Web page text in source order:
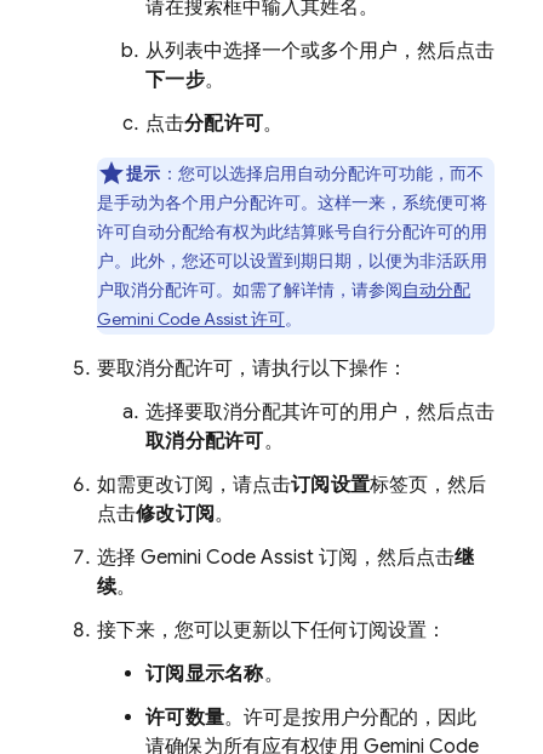
请在搜索框中输入其姓名。
从列表中选择一个或多个用户，然后点击
下一步。
点击分配许可。
提示 ：您可以选择启用自动分配许可功能，而不
是手动为各个用户分配许可。这样一来，系统便可将
许可自动分配给有权为此结算账号自行分配许可的用
户。此外，您还可以设置到期日期，以便为非活跃用
户取消分配许可。如需了解详情，请参阅自动分配
Gemini Code Assist许可。
要取消分配许可，请执行以下操作：
选择要取消分配其许可的用户，然后点击
取消分配许可。
如需更改订阅，请点击订阅设置标签页，然后
点击修改订阅。
选择 Gemini Code Assist 订阅，然后点击继
续。
接下来，您可以更新以下任何订阅设置：
订阅显示名称。
许可数量。许可是按用户分配的，因此
请确保为所有应有权使用 Gemini Code